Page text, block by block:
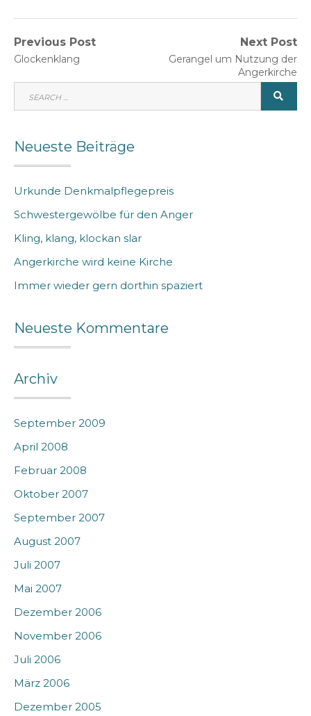
Beitragsnavigation
Previous Post
Previous
Glockenklang
Next Post
Next
Gerangel um Nutzung der
Angerkirche
Neueste Beiträge
Urkunde Denkmalpflegepreis
Schwestergewölbe für den Anger
Kling, klang, klockan slar
Angerkirche wird keine Kirche
Immer wieder gern dorthin spaziert
Neueste Kommentare
Archiv
September 2009
April 2008
Februar 2008
Oktober 2007
September 2007
August 2007
Juli 2007
Mai 2007
Dezember 2006
November 2006
Juli 2006
März 2006
Dezember 2005